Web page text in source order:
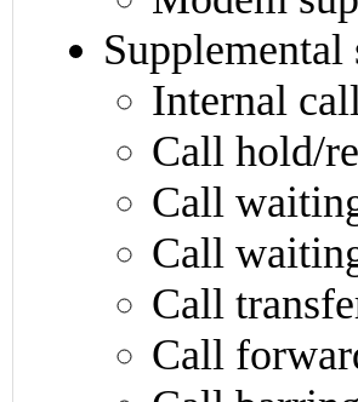
Supplemental
Internal
Call hold/
Call
Call
Call
Call